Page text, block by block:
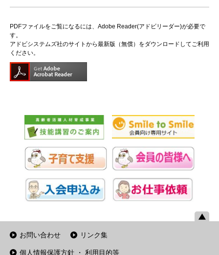
PDFファイルをご覧になるには、Adobe Reader(アドビリーダー)が必要で
す。
アドビシステムズ社のサイトから最新版（無償）をダウンロードしてご利用
ください。
お問い合わせ リンク集
個人情報保護方針 ・ 利用目的等